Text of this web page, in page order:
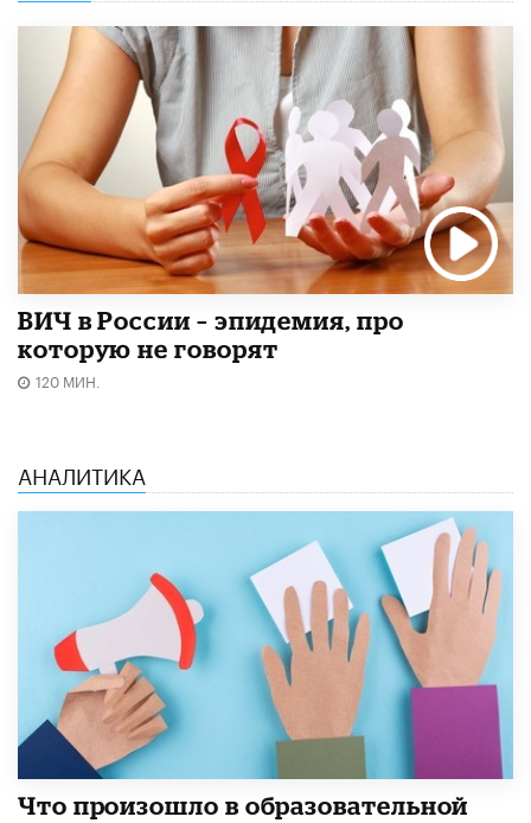
ВИЧ в России – эпидемия, про
которую не говорят
120 МИН.
АНАЛИТИКА
​Что произошло в образовательной